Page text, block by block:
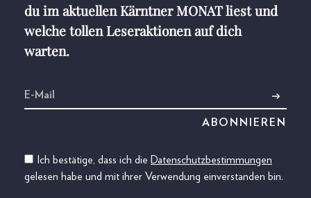
du im aktuellen Kärntner MONAT liest und
welche tollen Leseraktionen auf dich
warten.
Ich bestätige, dass ich die Datenschutzbestimmungen
gelesen habe und mit ihrer Verwendung einverstanden bin.